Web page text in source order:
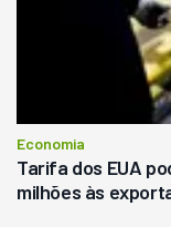
Economia
Tarifa dos EUA
milhões às